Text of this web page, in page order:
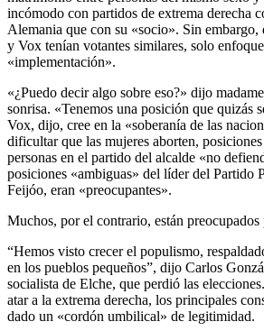
incómodo con partidos de extrema derecha
Alemania que con su «socio». Sin
y Vox tenían votantes similares, solo
«implementación».
«¿Puedo decir algo sobre eso?» dijo
sonrisa. «Tenemos una posición que quizás
Vox, dijo, cree en la «soberanía de las
dificultar que las mujeres aborten,
personas en el partido del alcalde «no
posiciones «ambiguas» del líder del Partido
Feijóo, eran «preocupantes».
Muchos, por el contrario, están
“Hemos visto crecer el populismo,
en los pueblos pequeños”, dijo Carlos
socialista de Elche, que perdió las
atar a la extrema derecha, los principales
dado un «cordón umbilical» de legitimidad.